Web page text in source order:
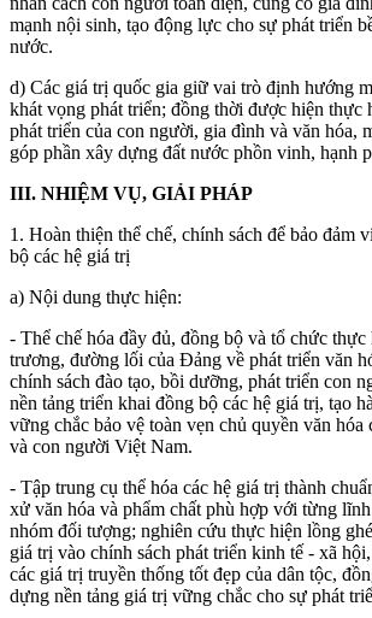
mạnh nội sinh, tạo động lực cho sự phát triển
nước.
d) Các giá trị quốc gia giữ vai trò định hướng
khát vọng phát triển; đồng thời được hiện thực
phát triển của con người, gia đình và văn hóa,
góp phần xây dựng đất nước phồn vinh, hạnh
III. NHIỆM VỤ, GIẢI PHÁP
1. Hoàn thiện thể chế, chính sách để bảo đảm
bộ các hệ giá trị
a) Nội dung thực hiện:
- Thể chế hóa đầy đủ, đồng bộ và tổ chức thực
trương, đường lối của Đảng về phát triển văn
chính sách đào tạo, bồi dưỡng, phát triển con
nền tảng triển khai đồng bộ các hệ giá trị, tạo
vững chắc bảo vệ toàn vẹn chủ quyền văn hóa
và con người Việt Nam.
- Tập trung cụ thể hóa các hệ giá trị thành
xử văn hóa và phẩm chất phù hợp với từng
nhóm đối tượng; nghiên cứu thực hiện lồng
giá trị vào chính sách phát triển kinh tế - xã
các giá trị truyền thống tốt đẹp của dân tộc,
dựng nền tảng giá trị vững chắc cho sự phát